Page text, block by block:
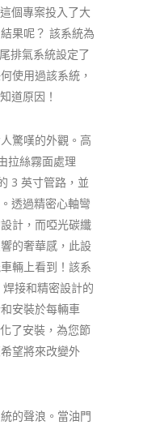
個專案投入了大
果呢？ 該系統為
排氣系統設定了
使用過該系統，
道原因！
驚嘆的外觀。高
拉絲霧面處理
3 英寸管路，並
透過精密心軸彎
計，而啞光碳纖
的奢華感，此設
輛上看到！該系
接和精密設計的
安裝於每輛車
了安裝，為您節
望將來改變外
的聲浪。當油門